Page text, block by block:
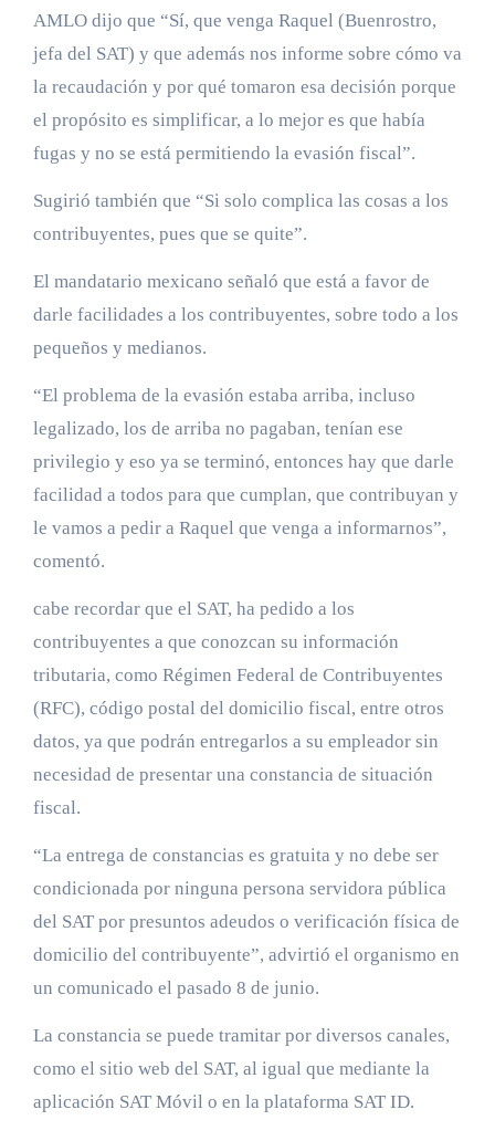
AMLO dijo que “Sí, que venga Raquel (Buenrostro,
jefa del SAT) y que además nos informe sobre cómo va
la recaudación y por qué tomaron esa decisión porque
el propósito es simplificar, a lo mejor es que había
fugas y no se está permitiendo la evasión fiscal”.
Sugirió también que “Si solo complica las cosas a los
contribuyentes, pues que se quite”.
El mandatario mexicano señaló que está a favor de
darle facilidades a los contribuyentes, sobre todo a los
pequeños y medianos.
“El problema de la evasión estaba arriba, incluso
legalizado, los de arriba no pagaban, tenían ese
privilegio y eso ya se terminó, entonces hay que darle
facilidad a todos para que cumplan, que contribuyan y
le vamos a pedir a Raquel que venga a informarnos”,
comentó.
cabe recordar que el SAT, ha pedido a los
contribuyentes a que conozcan su información
tributaria, como Régimen Federal de Contribuyentes
(RFC), código postal del domicilio fiscal, entre otros
datos, ya que podrán entregarlos a su empleador sin
necesidad de presentar una constancia de situación
fiscal.
“La entrega de constancias es gratuita y no debe ser
condicionada por ninguna persona servidora pública
del SAT por presuntos adeudos o verificación física de
domicilio del contribuyente”, advirtió el organismo en
un comunicado el pasado 8 de junio.
La constancia se puede tramitar por diversos canales,
como el sitio web del SAT, al igual que mediante la
aplicación SAT Móvil o en la plataforma SAT ID.